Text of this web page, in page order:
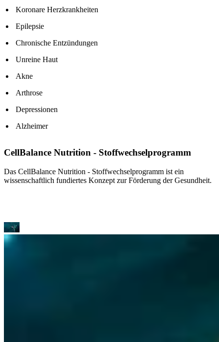
Koronare Herzkrankheiten
Epilepsie
Chronische Entzündungen
Unreine Haut
Akne
Arthrose
Depressionen
Alzheimer
CellBalance Nutrition - Stoffwechselprogramm
Das CellBalance Nutrition - Stoffwechselprogramm ist ein
wissenschaftlich fundiertes Konzept zur Förderung der Gesundheit.